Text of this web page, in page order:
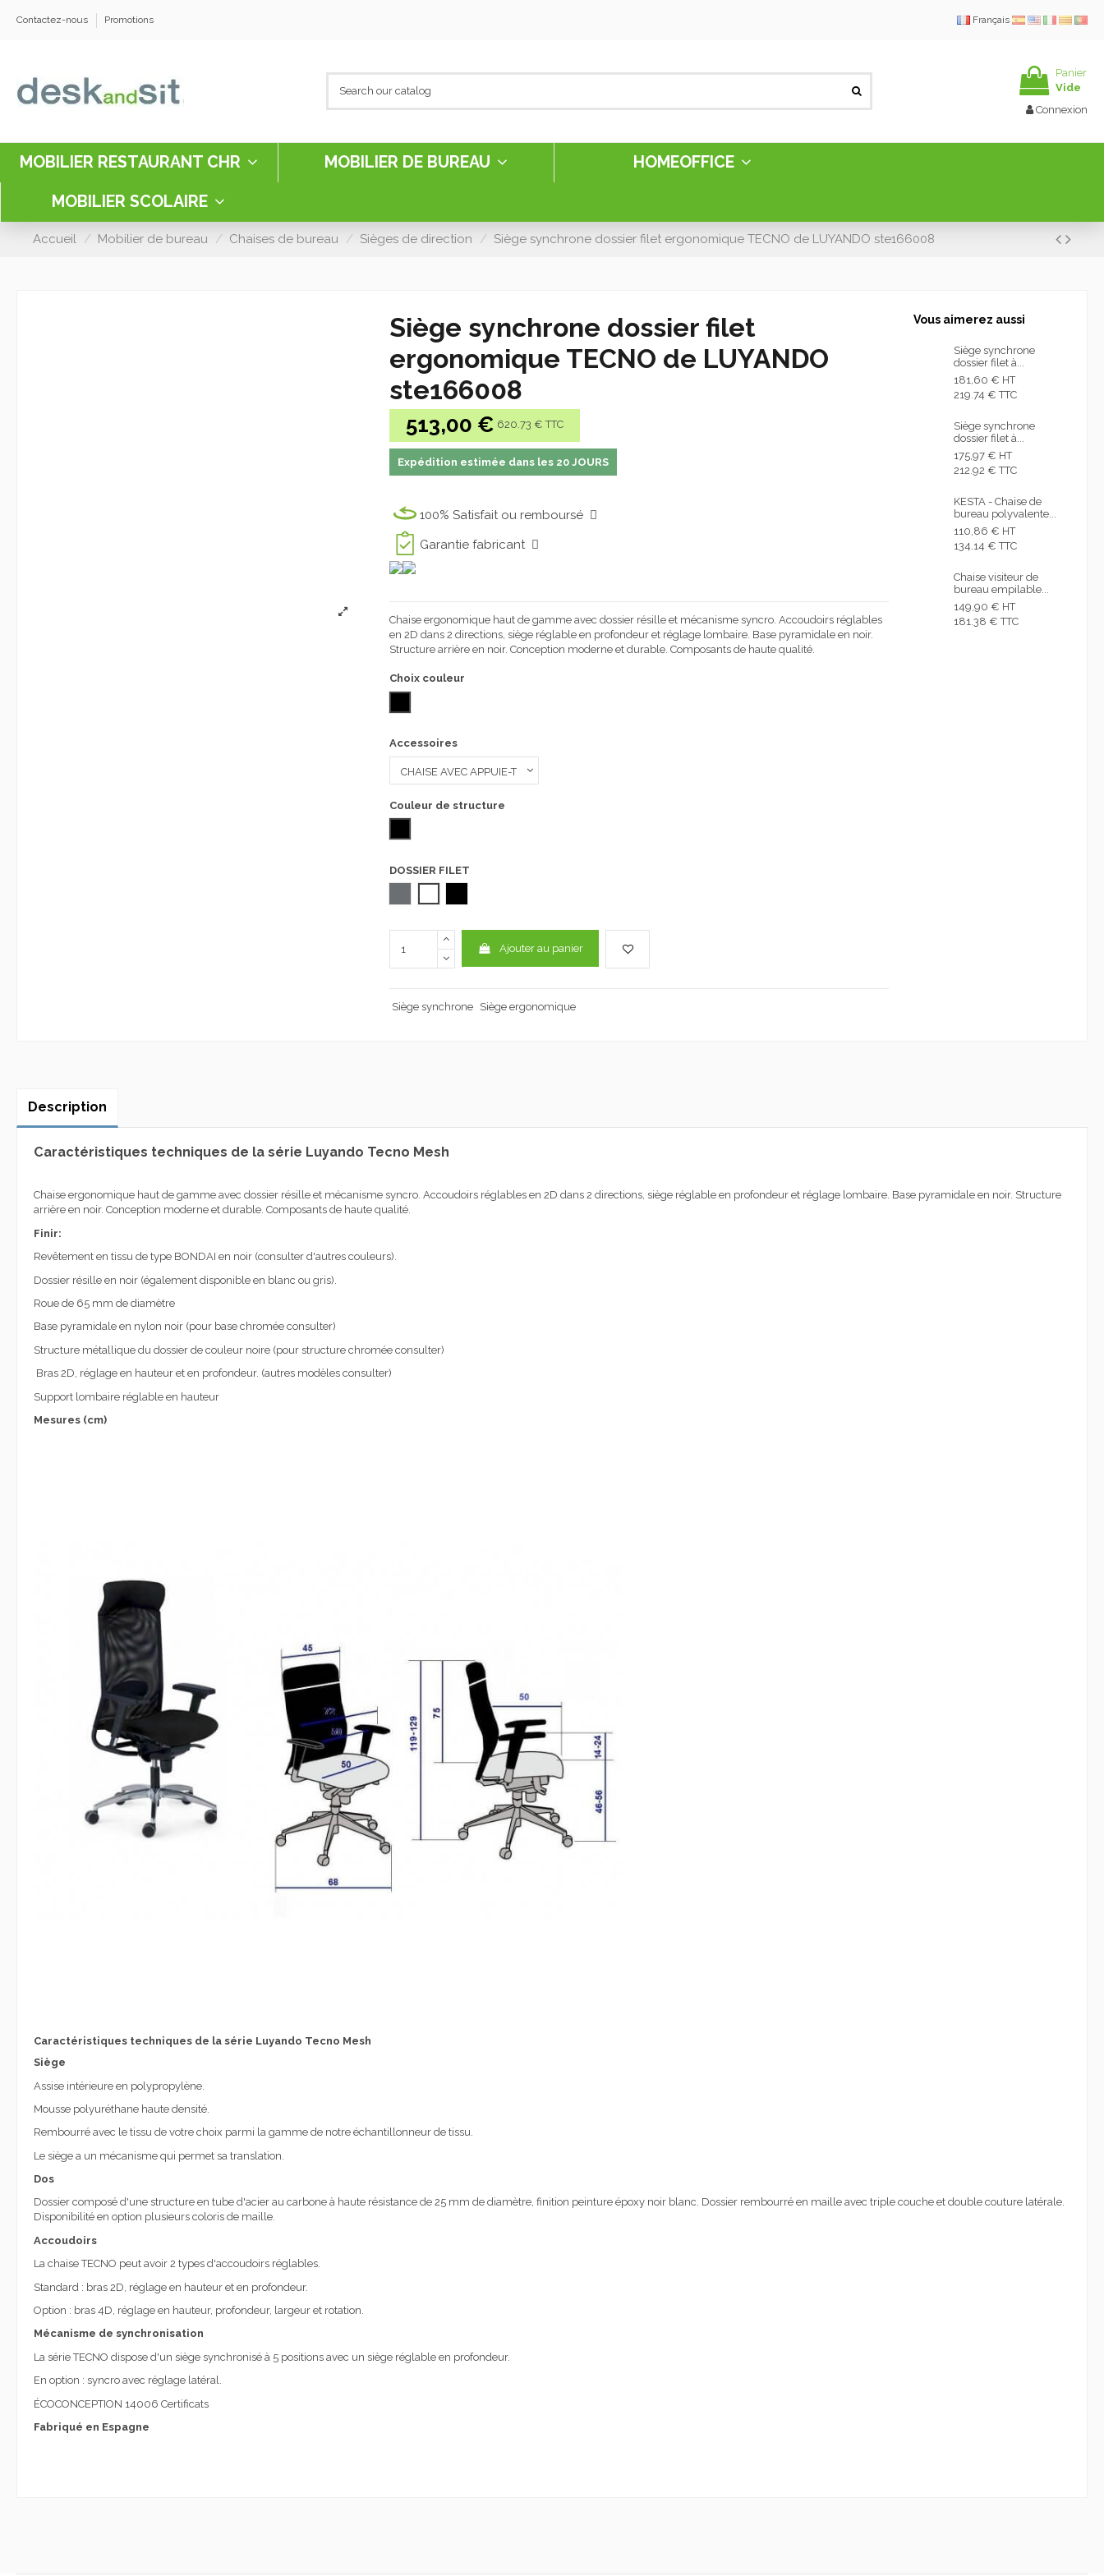
Contactez-nous Promotions Français
Panier
Vide
Connexion
MOBILIER RESTAURANT CHR MOBILIER DE BUREAU HOMEOFFICE
MOBILIER SCOLAIRE
Accueil Mobilier de bureau Chaises de bureau Sièges de direction Siège synchrone dossier filet ergonomique TECNO de LUYANDO ste166008
Siège synchrone dossier filet
ergonomique TECNO de LUYANDO
ste166008
513,00 € 620.73 € TTC
Expédition estimée dans les 20 JOURS
100% Satisfait ou remboursé
Garantie fabricant
Chaise ergonomique haut de gamme avec dossier résille et mécanisme syncro. Accoudoirs réglables
en 2D dans 2 directions, siège réglable en profondeur et réglage lombaire. Base pyramidale en noir.
Structure arrière en noir. Conception moderne et durable. Composants de haute qualité.
Choix couleur
Accessoires
Couleur de structure
DOSSIER FILET
Ajouter au panier
Siège synchrone Siège ergonomique
Vous aimerez aussi
Siège synchrone
dossier filet à...
181,60 € HT
219.74 € TTC
Siège synchrone
dossier filet à...
175,97 € HT
212.92 € TTC
KESTA - Chaise de
bureau polyvalente...
110,86 € HT
134.14 € TTC
Chaise visiteur de
bureau empilable...
149,90 € HT
181.38 € TTC
Description
Caractéristiques techniques de la série Luyando Tecno Mesh
Chaise ergonomique haut de gamme avec dossier résille et mécanisme syncro. Accoudoirs réglables en 2D dans 2 directions, siège réglable en profondeur et réglage lombaire. Base pyramidale en noir. Structure
arrière en noir. Conception moderne et durable. Composants de haute qualité.
Finir:
Revêtement en tissu de type BONDAI en noir (consulter d'autres couleurs).
Dossier résille en noir (également disponible en blanc ou gris).
Roue de 65 mm de diamètre
Base pyramidale en nylon noir (pour base chromée consulter)
Structure métallique du dossier de couleur noire (pour structure chromée consulter)
Bras 2D, réglage en hauteur et en profondeur. (autres modèles consulter)
Support lombaire réglable en hauteur
Mesures (cm)
Caractéristiques techniques de la série Luyando Tecno Mesh
Siège
Assise intérieure en polypropylène.
Mousse polyuréthane haute densité.
Rembourré avec le tissu de votre choix parmi la gamme de notre échantillonneur de tissu.
Le siège a un mécanisme qui permet sa translation.
Dos
Dossier composé d'une structure en tube d'acier au carbone à haute résistance de 25 mm de diamètre, finition peinture époxy noir blanc. Dossier rembourré en maille avec triple couche et double couture latérale.
Disponibilité en option plusieurs coloris de maille.
Accoudoirs
La chaise TECNO peut avoir 2 types d'accoudoirs réglables.
Standard : bras 2D, réglage en hauteur et en profondeur.
Option : bras 4D, réglage en hauteur, profondeur, largeur et rotation.
Mécanisme de synchronisation
La série TECNO dispose d'un siège synchronisé à 5 positions avec un siège réglable en profondeur.
En option : syncro avec réglage latéral.
ÉCOCONCEPTION 14006 Certificats
Fabriqué en Espagne